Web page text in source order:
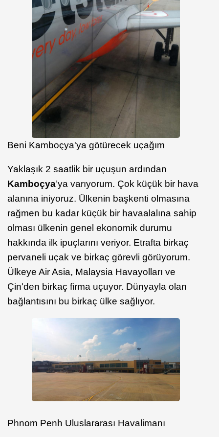
Beni Kamboçya'ya götürecek uçağım
Yaklaşık 2 saatlik bir uçuşun ardından
Kamboçya’ya varıyorum. Çok küçük bir hava
alanına iniyoruz. Ülkenin başkenti olmasına
rağmen bu kadar küçük bir havaalalına sahip
olması ülkenin genel ekonomik durumu
hakkında ilk ipuçlarını veriyor. Etrafta birkaç
pervaneli uçak ve birkaç görevli görüyorum.
Ülkeye Air Asia, Malaysia Havayolları ve
Çin'den birkaç firma uçuyor. Dünyayla olan
bağlantısını bu birkaç ülke sağlıyor.
Phnom Penh Uluslararası Havalimanı